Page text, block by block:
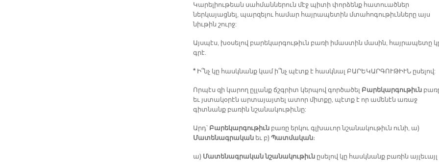
Կարելիութեան սահմաններուն մէջ պիտի փորձենք հատուածներ
ներկայացնել, պարզելու համար հայրապետին մտահոգութիւնները այս
նիւթին շուրջ:
Այսպէս, խօսելով բարեկարգութիւն բառի իմաստին մասին, հայրապետը
գրէ.
* Ի՞նչ կը հասկնանք կամ ի՞նչ պէտք է հասկնալ ԲԱՐԵԿԱՐԳՈՒԹԻՒՆ ըսելով:
Որպէս զի կարող ըլլանք ճշգրիտ կերպով գործածել Բարեկարգութիւն
եւ յստակօրէն արտայայտել ատոր միտքը, պէտք է որ ամենէն առաջ
գիտնանք բառին նշանակութիւնը:
Արդ՝ Բարեկարգութիւն բառը երկու գլխաւոր նշանակութիւն ունի, ա)
Մատենագրական եւ բ)Պատմական։
ա) Մատենագրական նշանակութիւն ըսելով կը հասկնանք բառին այլեւայլ